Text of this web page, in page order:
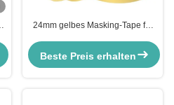
24mm gelbes Masking-Tape für
angepasstes Logo
Beste Preis erhalten